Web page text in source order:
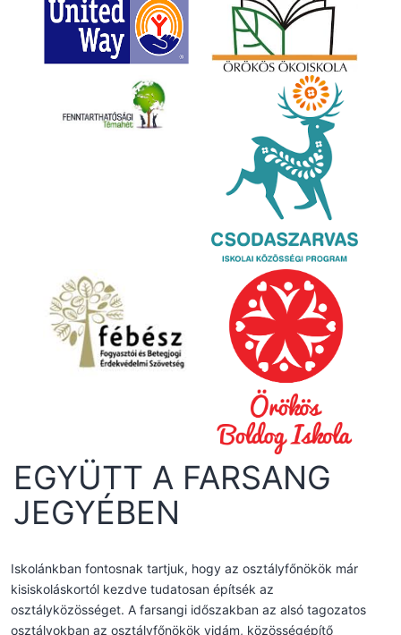
EGYÜTT A FARSANG
JEGYÉBEN
Iskolánkban fontosnak tartjuk, hogy az osztályfőnökök már
kisiskoláskortól kezdve tudatosan építsék az
osztályközösséget. A farsangi időszakban az alsó tagozatos
osztályokban az osztályfőnökök vidám, közösségépítő